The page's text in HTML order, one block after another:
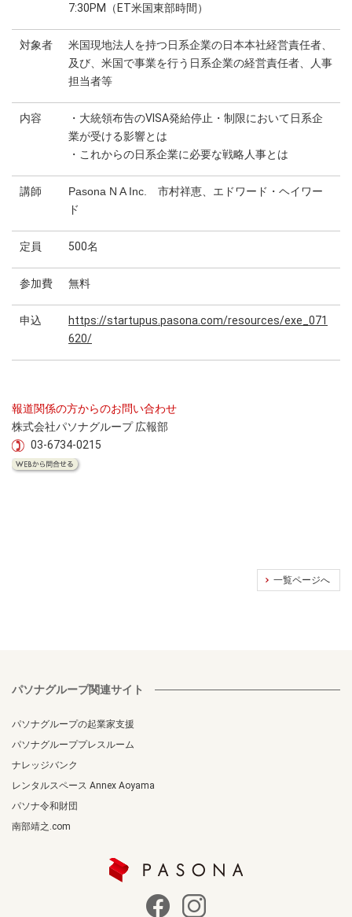
7:30PM（ET米国東部時間）
対象者
米国現地法人を持つ日系企業の日本本社経営責任者、
及び、米国で事業を行う日系企業の経営責任者、人事
担当者等
内容
・大統領布告のVISA発給停止・制限において日系企
業が受ける影響とは
・これからの日系企業に必要な戦略人事とは
講師
Pasona N A Inc. 市村祥恵、エドワード・ヘイワー
ド
定員 500名
参加費 無料
申込
https://startupus.pasona.com/resources/exe_071
620/
報道関係の方からのお問い合わせ
株式会社パソナグループ 広報部
03-6734-0215
一覧ページへ
パソナグループ関連サイト
パソナグループの起業家支援
パソナグループプレスルーム
ナレッジバンク
レンタルスペース Annex Aoyama
パソナ令和財団
南部靖之.com